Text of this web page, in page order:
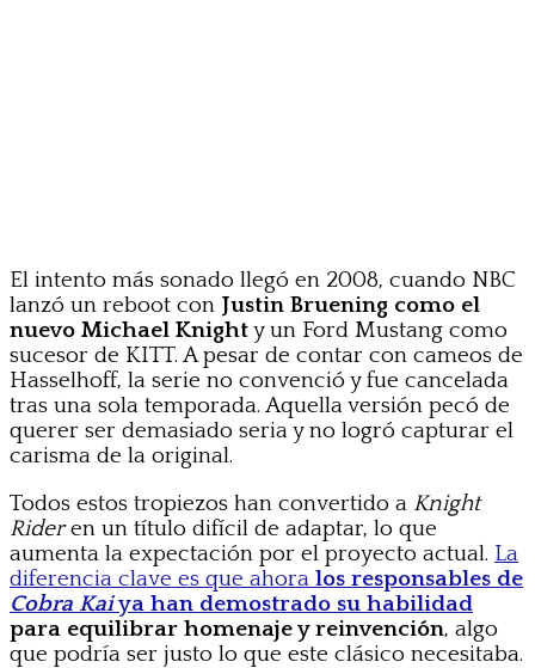
El intento más sonado llegó en 2008, cuando NBC
lanzó un reboot con Justin Bruening como el
nuevo Michael Knighty un Ford Mustang como
sucesor de KITT. A pesar de contar con cameos de
Hasselhoff, la serie no convenció y fue cancelada
tras una sola temporada. Aquella versión pecó de
querer ser demasiado seria y no logró capturar el
carisma de la original.
Todos estos tropiezos han convertido a Knight
Rideren un título difícil de adaptar, lo que
aumenta la expectación por el proyecto actual. La
diferencia clave es que ahora los responsables de
Cobra Kaiya han demostrado su habilidad
para equilibrar homenaje y reinvención, algo
que podría ser justo lo que este clásico necesitaba.